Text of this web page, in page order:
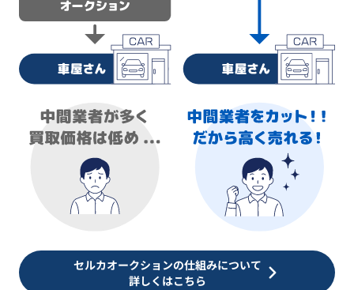
セルカオークションの仕組みについて
詳しくはこちら